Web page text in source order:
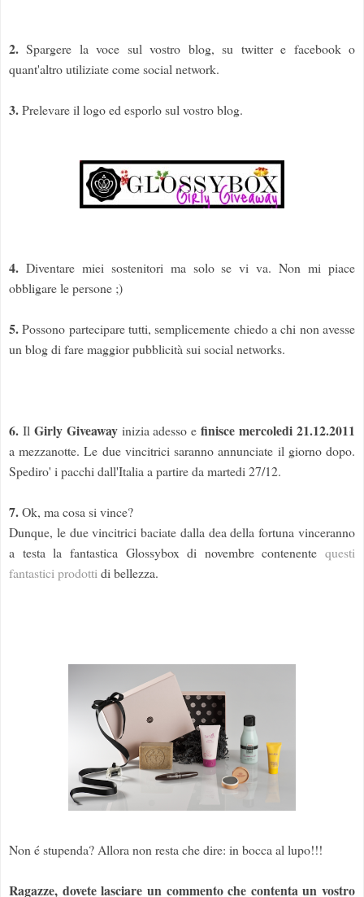
2. Spargere la voce sul vostro blog, su twitter e facebook o
quant'altro utiliziate come social network.
3.Prelevare il logo ed esporlo sul vostro blog.
4. Diventare miei sostenitori ma solo se vi va. Non mi piace
obbligare le persone ;)
5.Possono partecipare tutti, semplicemente chiedo a chi non avesse
un blog di fare maggior pubblicità sui social networks.
6. Il Girly Giveawayinizia adesso efinisce mercoledi 21.12.2011
a mezzanotte. Le due vincitrici saranno annunciate il giorno dopo.
Spediro' i pacchi dall'Italia a partire da martedi 27/12.
7.Ok, ma cosa si vince?
Dunque, le due vincitrici baciate dalla dea della fortuna vinceranno
a testa la fantastica Glossybox di novembre contenente questi
fantastici prodottidi bellezza.
Non é stupenda? Allora non resta che dire: in bocca al lupo!!!
Ragazze, dovete lasciare un commento che contenta un vostro